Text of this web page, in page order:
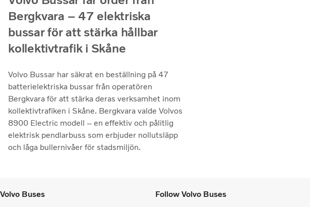
Bergkvara – 47 elektriska
bussar för att stärka hållbar
kollektivtrafik i Skåne
Volvo Bussar har säkrat en beställning på 47
batterielektriska bussar från operatören
Bergkvara för att stärka deras verksamhet inom
kollektivtrafiken i Skåne. Bergkvara valde Volvos
8900 Electric modell – en effektiv och pålitlig
elektrisk pendlarbuss som erbjuder nollutsläpp
och låga bullernivåer för stadsmiljön.
Volvo Buses Follow Volvo Buses